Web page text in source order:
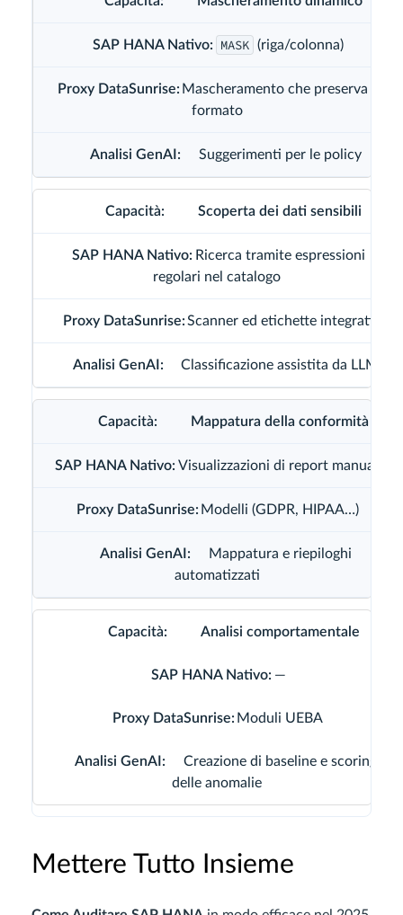
MASK (riga/colonna)
Mascheramento che preserva il
formato
Suggerimenti per le policy
Scoperta dei dati sensibili
Ricerca tramite espressioni
regolari nel catalogo
Scanner ed etichette integrati
Classificazione assistita da LLM
Mappatura della conformità
Visualizzazioni di report manuali
Modelli (GDPR, HIPAA…)
Mappatura e riepiloghi
automatizzati
Analisi comportamentale
—
Moduli UEBA
Creazione di baseline e scoring
delle anomalie
Mettere Tutto Insieme